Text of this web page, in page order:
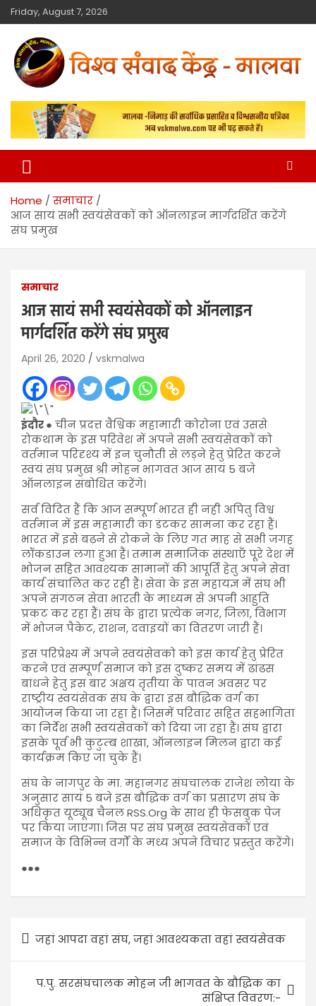
Friday, August 7, 2026
विश्व संवाद केंद्र
मालवा
Home
समाचार
आज सायं सभी स्वयंसेवकों को ऑनलाइन मार्गदर्शित करेंगे
संघ प्रमुख
समाचार
आज सायं सभी स्वयंसेवकों को ऑनलाइन
मार्गदर्शित करेंगे संघ प्रमुख
April 26, 2020 vskmalwa
इंदौर● चीन प्रदत्त वैश्विक महामारी कोरोना एवं उससे
रोकथाम के इस परिवेश में अपने सभी स्वयंसेवकों को
वर्तमान परिदृश्य में इन चुनौती से लड़ने हेतु प्रेरित करने
स्वयं संघ प्रमुख श्री मोहन भागवत आज सायं 5 बजे
ऑनलाइन संबोधित करेंगे।
सर्व विदित हैं कि आज सम्पूर्ण भारत ही नही अपितु विश्व
वर्तमान में इस महामारी का डंटकर सामना कर रहा हैं।
भारत में इसे बढ़ने से रोकने के लिए गत माह से सभी जगह
लॉकडाउन लगा हुआ हैं। तमाम समाजिक संस्थाएँ पूरे देश में
भोजन सहित आवश्यक सामानों की आपूर्ति हेतु अपने सेवा
कार्य संचालित कर रही हैं। सेवा के इस महायज्ञ में संघ भी
अपने संगठन सेवा भारती के माध्यम से अपनी आहुति
प्रकट कर रहा हैं। संघ के द्वारा प्रत्येक नगर, जिला, विभाग
में भोजन पैकेट, राशन, दवाइयों का वितरण जारी हैं।
इस परिप्रेक्ष्य में अपने स्वयंसेवको को इस कार्य हेतु प्रेरित
करने एवं सम्पूर्ण समाज को इस दुष्कर समय में ढांढस
बांधने हेतु इस बार अक्षय तृतीया के पावन अवसर पर
राष्ट्रीय स्वयंसेवक संघ के द्वारा इस बौद्धिक वर्ग का
आयोजन किया जा रहा हैं। जिसमें परिवार सहित सहभागिता
का निर्देश सभी स्वयंसेवकों को दिया जा रहा हैं। संघ द्वारा
इसके पूर्व भी कुटुम्ब शाखा, ऑनलाइन मिलन द्वारा कई
कार्यक्रम किए जा चुके हैं।
संघ के नागपुर के मा. महानगर संघचालक राजेश लोया के
अनुसार सायं 5 बजे इस बौद्धिक वर्ग का प्रसारण संघ के
अधिकृत यूट्यूब चैनल RSS.Org के साथ ही फेसबुक पेज
पर किया जाएगा। जिस पर संघ प्रमुख स्वयंसेवकों एवं
समाज के विभिन्न वर्गों के मध्य अपने विचार प्रस्तुत करेंगे।
●●●
जहां आपदा वहां संघ, जहां आवश्यकता वहां स्वयंसेवक
प.पु. सरसंघचालक मोहन जी भागवत के बौद्धिक का
संक्षिप्त विवरण:-